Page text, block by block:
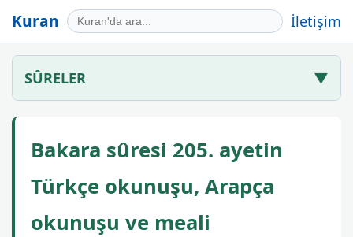
Kuran İletişim
SÛRELER ▼
Bakara sûresi 205. ayetin
Türkçe okunuşu, Arapça
okunuşu ve meali